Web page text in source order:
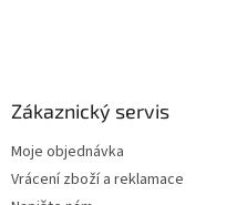
Zákaznický servis
Moje objednávka
Vrácení zboží a reklamace